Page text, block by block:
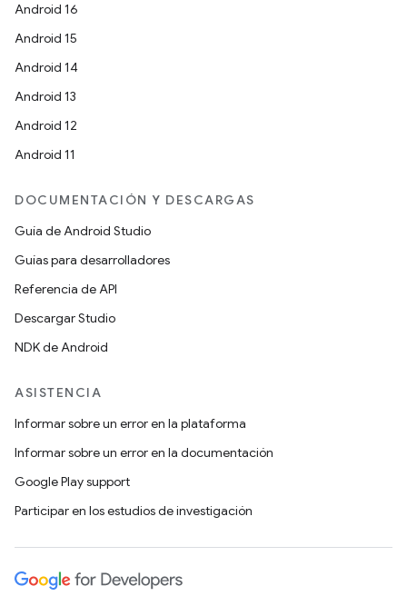
Android 16
Android 15
Android 14
Android 13
Android 12
Android 11
DOCUMENTACIÓN Y DESCARGAS
Guía de Android Studio
Guías para desarrolladores
Referencia de API
Descargar Studio
NDK de Android
ASISTENCIA
Informar sobre un error en la plataforma
Informar sobre un error en la documentación
Google Play support
Participar en los estudios de investigación